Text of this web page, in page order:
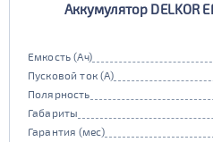
Аккумулятор DELKOR
Емкость (Ач)
Пусковой ток (А)
Полярность
Габариты
Гарантия (мес)